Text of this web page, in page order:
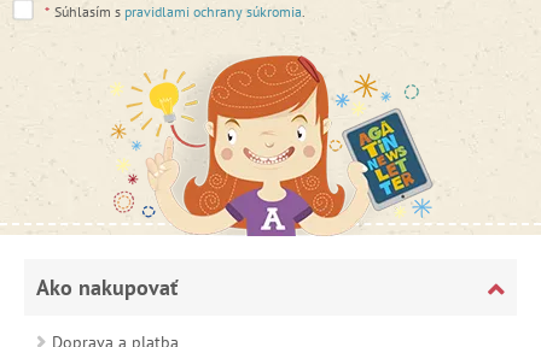
* Súhlasím s pravidlami ochrany súkromia
Ako nakupovať
Doprava a platba